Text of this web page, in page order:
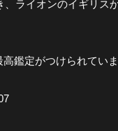
ライオンのイギリス
鑑定がつけられていま